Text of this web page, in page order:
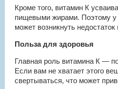
Кроме того, витамин К
пищевыми жирами. Поэтому у
может возникнуть недостаток
Польза для здоровья
Главная роль витамина К —
Если вам не хватает этого
свертываться, что может